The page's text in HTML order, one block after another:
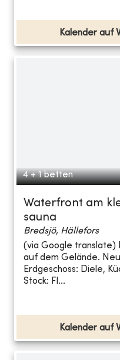
Kalender auf
4 + 1 betten
Waterfront am
sauna
Bredsjö, Hällefors
(via Google translate)
auf dem Gelände.
Erdgeschoss: Diele,
Stock: Fl...
Kalender auf